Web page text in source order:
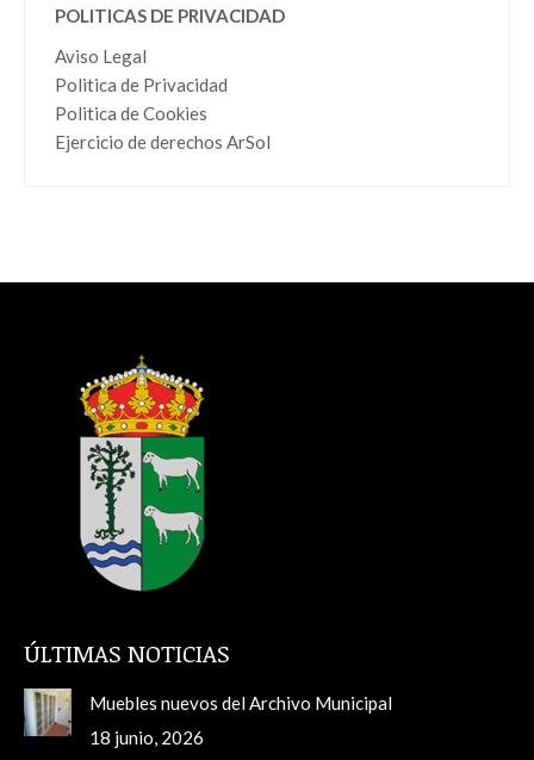
POLITICAS DE PRIVACIDAD
Aviso Legal
Politica de Privacidad
Politica de Cookies
Ejercicio de derechos ArSol
ÚLTIMAS NOTICIAS
Muebles nuevos del Archivo Municipal
18 junio, 2026